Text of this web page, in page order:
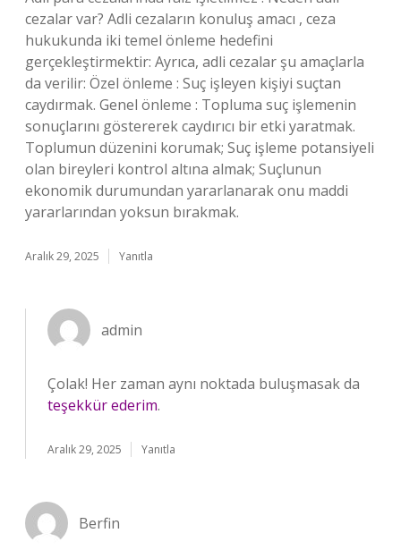
cezalar var? Adli cezaların konuluş amacı , ceza
hukukunda iki temel önleme hedefini
gerçekleştirmektir: Ayrıca, adli cezalar şu amaçlarla
da verilir: Özel önleme : Suç işleyen kişiyi suçtan
caydırmak. Genel önleme : Topluma suç işlemenin
sonuçlarını göstererek caydırıcı bir etki yaratmak.
Toplumun düzenini korumak; Suç işleme potansiyeli
olan bireyleri kontrol altına almak; Suçlunun
ekonomik durumundan yararlanarak onu maddi
yararlarından yoksun bırakmak.
Aralık 29, 2025 Yanıtla
admin
Çolak! Her zaman aynı noktada buluşmasak da
teşekkür ederim.
Aralık 29, 2025 Yanıtla
Berfin